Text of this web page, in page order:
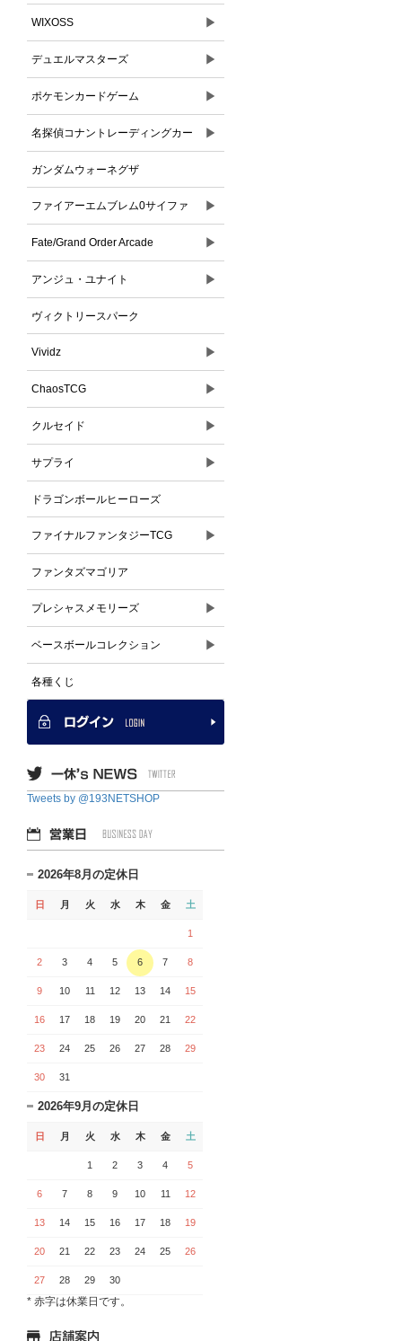
WIXOSS ▶
デュエルマスターズ ▶
ポケモンカードゲーム ▶
名探偵コナントレーディングカー
ドゲーム
▶
ガンダムウォーネグザ
ファイアーエムブレム0サイファ ▶
Fate/Grand Order Arcade ▶
アンジュ・ユナイト ▶
ヴィクトリースパーク
Vividz ▶
ChaosTCG ▶
クルセイド ▶
サプライ ▶
ドラゴンボールヒーローズ
ファイナルファンタジーTCG ▶
ファンタズマゴリア
プレシャスメモリーズ ▶
ベースボールコレクション ▶
各種くじ
Tweets by @193NETSHOP
2026年8月の定休日
日 月 火 水 木 金 土
1
2 3 4 5 6 7 8
9 10 11 12 13 14 15
16 17 18 19 20 21 22
23 24 25 26 27 28 29
30 31
2026年9月の定休日
日 月 火 水 木 金 土
1 2 3 4 5
6 7 8 9 10 11 12
13 14 15 16 17 18 19
20 21 22 23 24 25 26
27 28 29 30
* 赤字は休業日です。